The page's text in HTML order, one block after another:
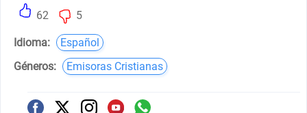
62 5
Idioma:
Español
Géneros:
Emisoras Cristianas